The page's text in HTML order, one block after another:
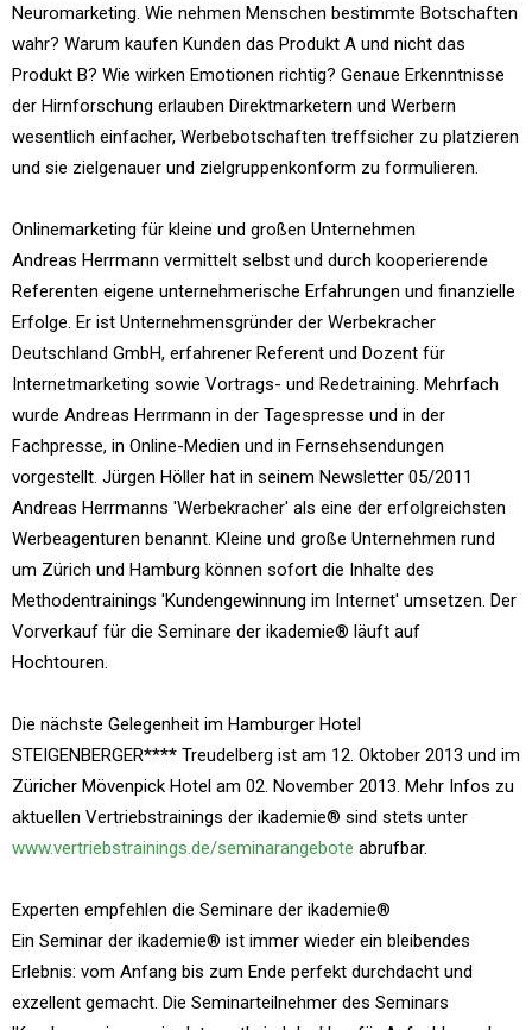
Neuromarketing. Wie nehmen Menschen bestimmte Botschaften
wahr? Warum kaufen Kunden das Produkt A und nicht das
Produkt B? Wie wirken Emotionen richtig? Genaue Erkenntnisse
der Hirnforschung erlauben Direktmarketern und Werbern
wesentlich einfacher, Werbebotschaften treffsicher zu platzieren
und sie zielgenauer und zielgruppenkonform zu formulieren.
Onlinemarketing für kleine und großen Unternehmen
Andreas Herrmann vermittelt selbst und durch kooperierende
Referenten eigene unternehmerische Erfahrungen und finanzielle
Erfolge. Er ist Unternehmensgründer der Werbekracher
Deutschland GmbH, erfahrener Referent und Dozent für
Internetmarketing sowie Vortrags- und Redetraining. Mehrfach
wurde Andreas Herrmann in der Tagespresse und in der
Fachpresse, in Online-Medien und in Fernsehsendungen
vorgestellt. Jürgen Höller hat in seinem Newsletter 05/2011
Andreas Herrmanns 'Werbekracher' als eine der erfolgreichsten
Werbeagenturen benannt. Kleine und große Unternehmen rund
um Zürich und Hamburg können sofort die Inhalte des
Methodentrainings 'Kundengewinnung im Internet' umsetzen. Der
Vorverkauf für die Seminare der ikademie® läuft auf
Hochtouren.
Die nächste Gelegenheit im Hamburger Hotel
STEIGENBERGER**** Treudelberg ist am 12. Oktober 2013 und im
Züricher Mövenpick Hotel am 02. November 2013. Mehr Infos zu
aktuellen Vertriebstrainings der ikademie® sind stets unter
www.vertriebstrainings.de/seminarangebote abrufbar.
Experten empfehlen die Seminare der ikademie®
Ein Seminar der ikademie® ist immer wieder ein bleibendes
Erlebnis: vom Anfang bis zum Ende perfekt durchdacht und
exzellent gemacht. Die Seminarteilnehmer des Seminars